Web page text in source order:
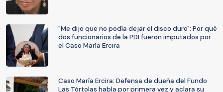
"Me dijo que no podía dejar el disco duro": Por qué
dos funcionarios de la PDI fueron imputados por
el Caso María Ercira
Caso María Ercira: Defensa de dueña del Fundo
Las Tórtolas habla por primera vez y aclara su